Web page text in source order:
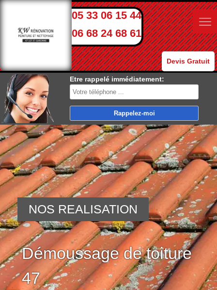
05 33 06 15 44
06 68 24 68 61
Devis Gratuit
Etre rappelé immédiatement:
Démoussage de toiture
47
NOS REALISATION